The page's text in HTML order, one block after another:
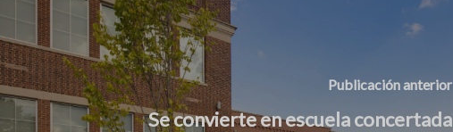
Publicación anterior
Se convierte en escuela concertada